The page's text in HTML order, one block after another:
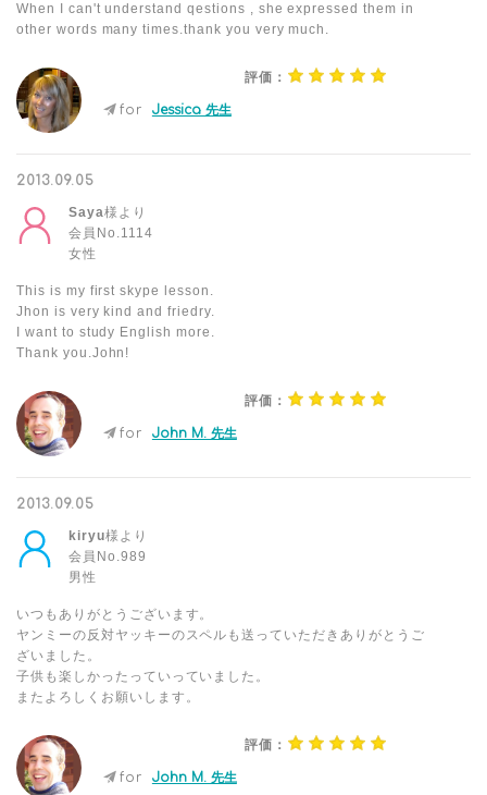
When I can't understand qestions , she expressed them in
other words many times.thank you very much.
評価：
for Jessica 先生
2013.09.05
Saya様より
会員No.1114
女性
This is my first skype lesson.
Jhon is very kind and friedry.
I want to study English more.
Thank you.John!
評価：
for John M. 先生
2013.09.05
kiryu様より
会員No.989
男性
いつもありがとうございます。
ヤンミーの反対ヤッキーのスペルも送っていただきありがとうご
ざいました。
子供も楽しかったっていっていました。
またよろしくお願いします。
評価：
for John M. 先生